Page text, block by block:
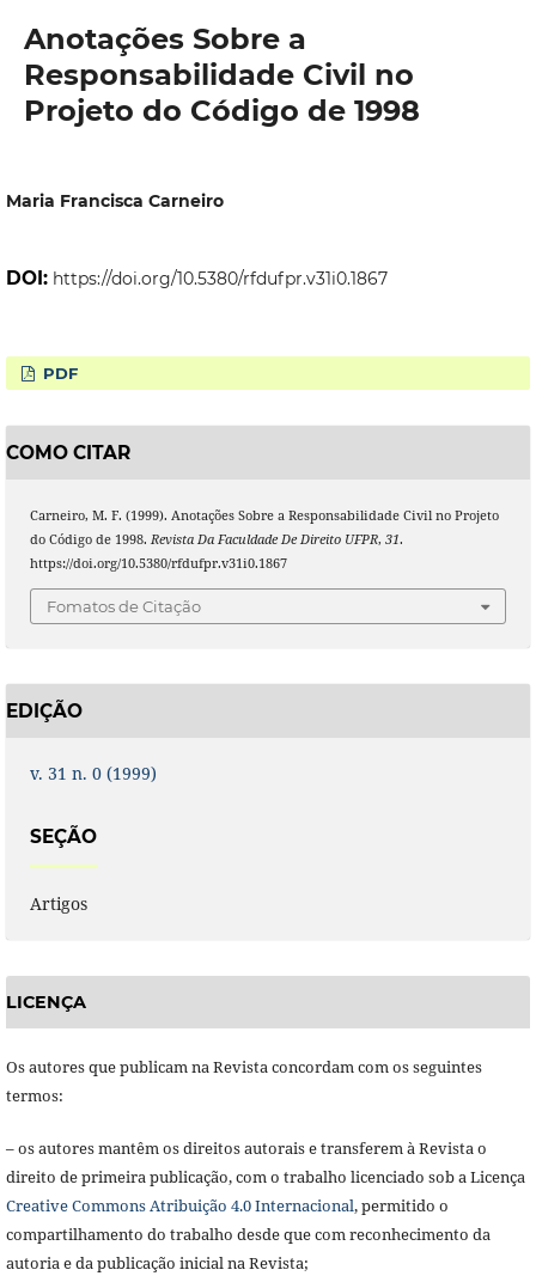
Anotações Sobre a
Responsabilidade Civil no
Projeto do Código de 1998
Maria Francisca Carneiro
DOI: https://doi.org/10.5380/rfdufpr.v31i0.1867
PDF
COMO CITAR
Carneiro, M. F. (1999). Anotações Sobre a Responsabilidade Civil no Projeto
do Código de 1998. Revista Da Faculdade De Direito UFPR, 31.
https://doi.org/10.5380/rfdufpr.v31i0.1867
Fomatos de Citação
EDIÇÃO
v. 31 n. 0 (1999)
SEÇÃO
Artigos
LICENÇA
Os autores que publicam na Revista concordam com os seguintes
termos:
– os autores mantêm os direitos autorais e transferem à Revista o
direito de primeira publicação, com o trabalho licenciado sob a Licença
Creative Commons Atribuição 4.0 Internacional, permitido o
compartilhamento do trabalho desde que com reconhecimento da
autoria e da publicação inicial na Revista;